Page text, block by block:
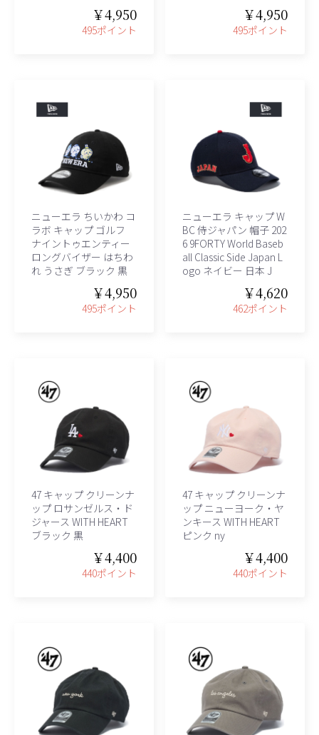
￥4,950
495ポイント
￥4,950
495ポイント
ニューエラ ちいかわ コ
ラボ キャップ ゴルフ
ナイントゥエンティー
ロングバイザー はちわ
れ うさぎ ブラック 黒
￥4,950
495ポイント
ニューエラ キャップ W
BC 侍ジャパン 帽子 202
6 9FORTY World Baseb
all Classic Side Japan L
ogo ネイビー 日本 J
￥4,620
462ポイント
47 キャップ クリーンナ
ップ ロサンゼルス・ド
ジャース WITH HEART
ブラック 黒
￥4,400
440ポイント
47 キャップ クリーンナ
ップ ニューヨーク・ヤ
ンキース WITH HEART
ピンク ny
￥4,400
440ポイント